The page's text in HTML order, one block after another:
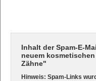
Inhalt der Spam-E-
neuem
Zähne"
Hinweis: Spam-Links